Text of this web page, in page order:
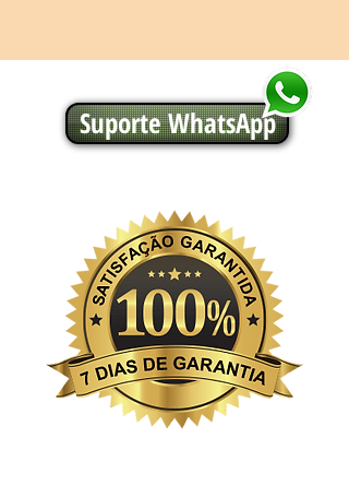
Suporte WhatsApp